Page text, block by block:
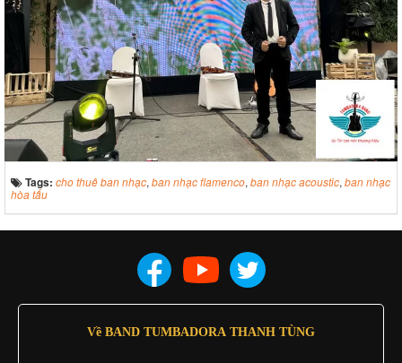
Tags: cho thuê ban nhạc, ban nhạc flamenco, ban nhạc acoustic, ban nhạc
hòa tấu
Về BAND TUMBADORA THANH TÙNG